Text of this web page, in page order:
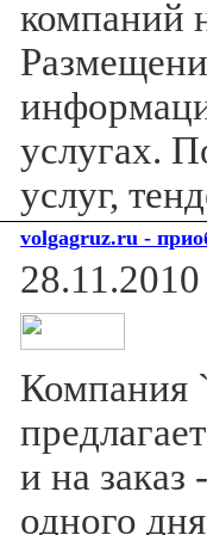
компаний
услугах.
услуг,
volgagruz.ru -
28.11.2010
Компания
и на заказ
одного